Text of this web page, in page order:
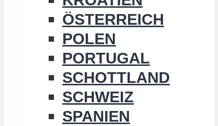
ÖSTERREICH
POLEN
PORTUGAL
SCHOTTLAND
SCHWEIZ
SPANIEN